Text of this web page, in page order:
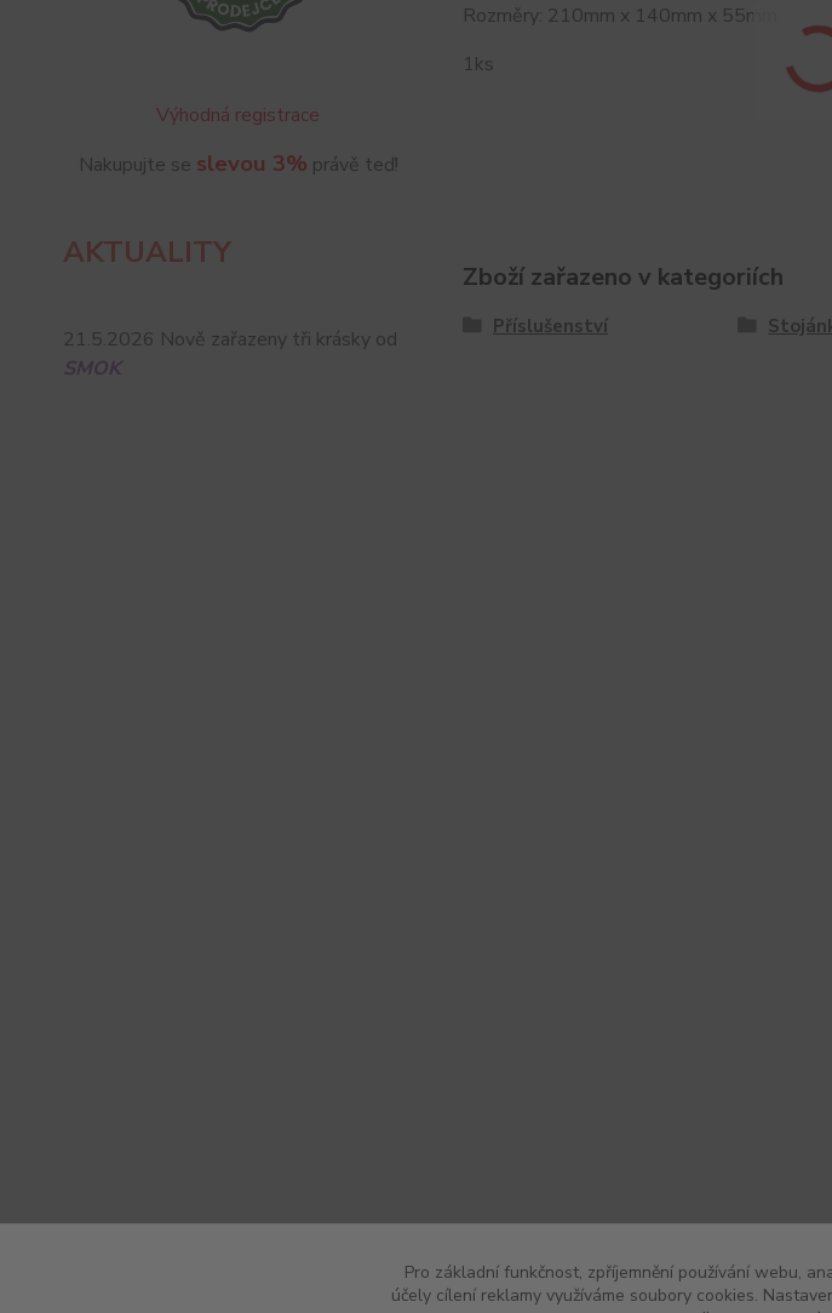
Výhodná registrace
Nakupujte se slevou 3% právě teď!
AKTUALITY
21.5.2026 Nově zařazeny tři krásky od
SMOK
Rozměry: 210mm x 140mm x 55mm
1ks
Zboží zařazeno v kategoriích
Příslušenství
Pro základní funkčnost, zpříjemnění používání webu,
účely cílení reklamy využíváme soubory cookies.